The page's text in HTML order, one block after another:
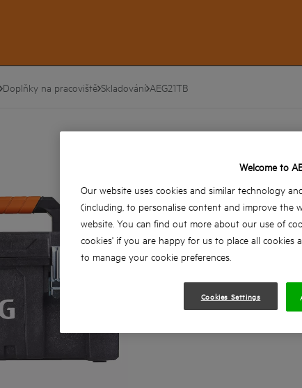
Doplňky na pracoviště Skladování AEG21TB
AEG21TB
Odchylky
Kapacita 21.5
Odolná
Kovové
Welcome to
Our website uses cookies and similar technology
(including, to personalise content and improve the
website. You can find out more about our use of
cookies' if you are happy for us to place all cookies
to manage your cookie preferences.
Cookies Settings